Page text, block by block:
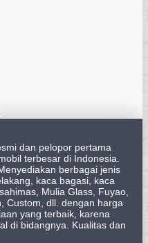
dan pelopor pertama
terbesar di Indonesia.
berbagai jenis
kaca bagasi, kaca
Mulia Glass, Fuyao,
Custom, dll. dengan harga
yang terbaik, karena
di bidangnya. Kualitas dan